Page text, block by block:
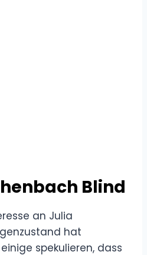
Blind
an Julia
hat
spekulieren, dass